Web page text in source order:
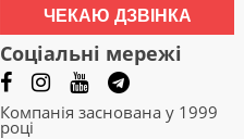
ЧЕКАЮ ДЗВІНКА
Соціальні мережі
Компанія заснована у 1999
році